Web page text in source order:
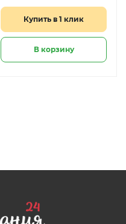
Купить в 1 клик
В корзину